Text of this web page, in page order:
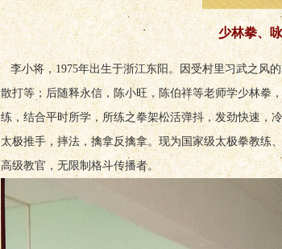
少林拳、
李小将，1975年出生于浙江东阳。因受村里习武之风
散打等；后随释永信，陈小旺，陈伯祥等老师学少林拳
练，结合平时所学，所练之拳架松活弹抖，发劲快速，
太极推手，摔法，擒拿反擒拿。现为国家级太极拳教练
高级教官，无限制格斗传播者。